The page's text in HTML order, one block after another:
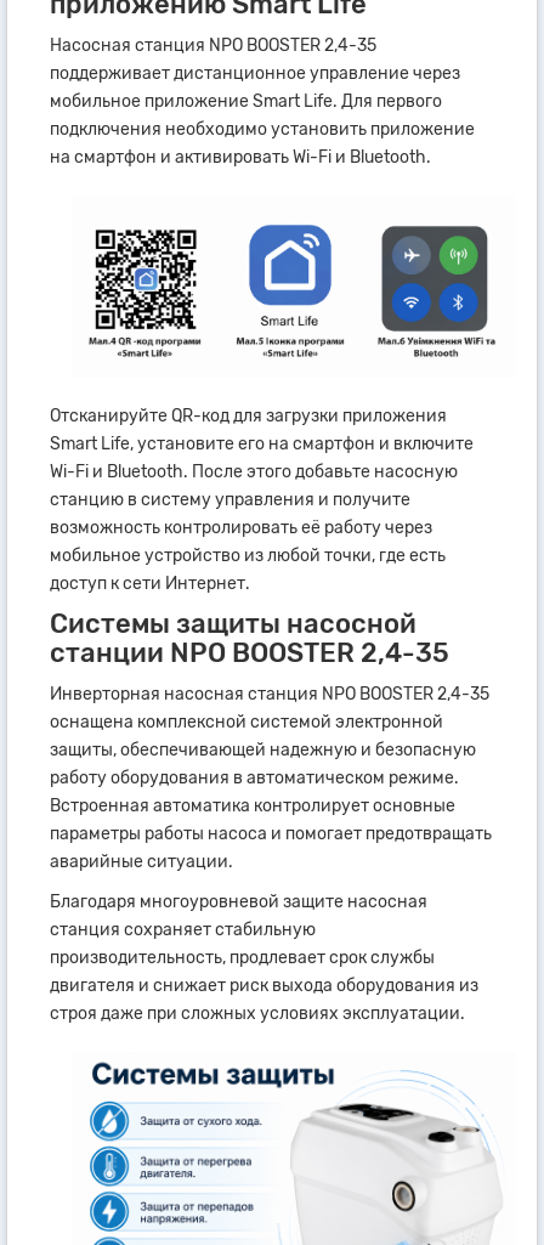
Насосная станция NPO BOOSTER 2,4-35
поддерживает дистанционное управление через
мобильное приложение Smart Life. Для первого
подключения необходимо установить приложение
на смартфон и активировать Wi-Fi и Bluetooth.
Отсканируйте QR-код для загрузки приложения
Smart Life, установите его на смартфон и включите
Wi-Fi и Bluetooth. После этого добавьте насосную
станцию в систему управления и получите
возможность контролировать её работу через
мобильное устройство из любой точки, где есть
доступ к сети Интернет.
Системы защиты насосной
станции NPO BOOSTER 2,4-35
Инверторная насосная станция NPO BOOSTER 2,4-35
оснащена комплексной системой электронной
защиты, обеспечивающей надежную и безопасную
работу оборудования в автоматическом режиме.
Встроенная автоматика контролирует основные
параметры работы насоса и помогает предотвращать
аварийные ситуации.
Благодаря многоуровневой защите насосная
станция сохраняет стабильную
производительность, продлевает срок службы
двигателя и снижает риск выхода оборудования из
строя даже при сложных условиях эксплуатации.